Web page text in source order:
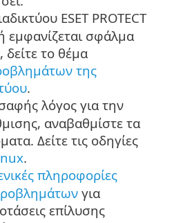
ESET PROTECT
εμφανίζεται σφάλμα
το θέμα
της
.
λόγος για την
αναβαθμίστε τα
Δείτε τις οδηγίες
.
πληροφορίες
για
επίλυσης